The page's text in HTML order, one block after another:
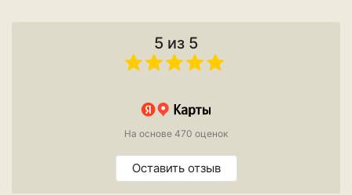
5 из 5
На основе 470 оценок
Оставить отзыв